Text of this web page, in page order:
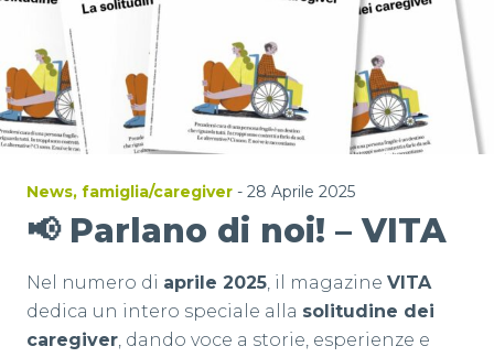
News, famiglia/caregiver - 28 Aprile 2025
📢 Parlano di noi! – VITA
Nel numero di aprile 2025, il magazine VITA
dedica un intero speciale alla solitudine dei
caregiver, dando voce a storie, esperienze e